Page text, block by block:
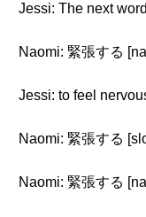
Jessi: The next
Naomi: 緊張する
Jessi: to feel
Naomi: 緊張する
Naomi: 緊張する